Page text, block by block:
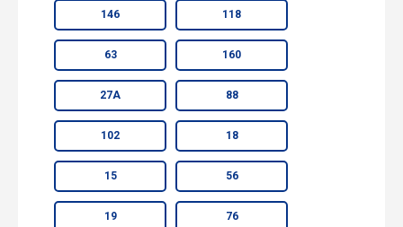
146 118
63 160
27А 88
102 18
15 56
19 76